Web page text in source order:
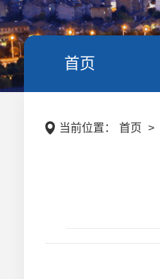
首页
当前位置： 首页 >